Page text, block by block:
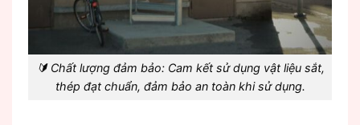
🔰 Chất lượng đảm bảo: Cam kết sử dụng vật liệu sắt,
thép đạt chuẩn, đảm bảo an toàn khi sử dụng.